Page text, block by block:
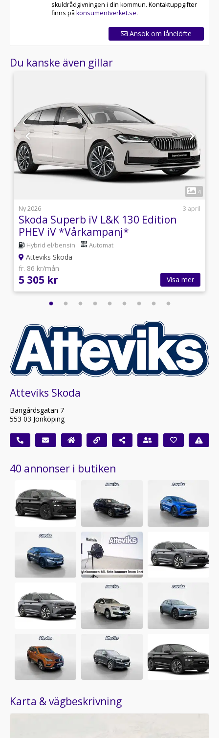
skuldrådgivningen i din kommun. Kontaktuppgifter
finns på konsumentverket.se.
Ansök om lånelöfte
Du kanske även gillar
4
Ny 2026
3 april
Skoda Superb iV L&K 130 Edition
PHEV iV *Vårkampanj*
Hybrid el/bensin Automat
Atteviks Skoda
fr. 86 kr/mån
5 305 kr Visa mer
Atteviks Skoda
Bangårdsgatan 7
553 03 Jönköping
40 annonser i butiken
Karta & vägbeskrivning